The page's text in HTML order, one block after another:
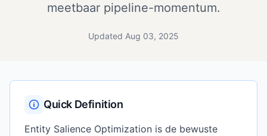
meetbaar pipeline-momentum.
Updated Aug 03, 2025
Quick Definition
Entity Salience Optimization is de bewuste